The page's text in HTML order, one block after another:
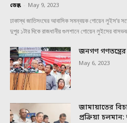
ডেস্ক - May 9, 2023
ঢাকাস্থ জাতিসংঘের আবাসিক সমন্বয়ক গোয়েন লুইস’র
দুপুর ১টার দিকে রাজধানীর গুলশানে গোয়েন লুইসের
জনগণ
May 6, 2023
জামায়াতের
প্রক্রিয়া চলমান: